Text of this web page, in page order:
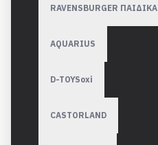
RAVENSBURGER ΠΑΙΔΙΚA
AQUARIUS
D-TOYSoxi
CASTORLAND